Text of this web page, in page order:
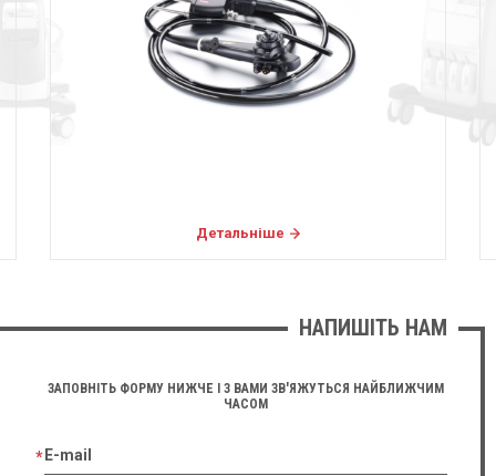
Детальніше
НАПИШІТЬ НАМ
ЗАПОВНІТЬ ФОРМУ НИЖЧЕ І З ВАМИ ЗВ'ЯЖУТЬСЯ НАЙБЛИЖЧИМ
ЧАСОМ
E-mail